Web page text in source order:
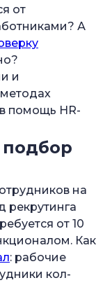
подбора
подбору
и
от
А
и
помощь HR-
подбор
на
рекрутинга
от 10
Как
: рабочие
кол-